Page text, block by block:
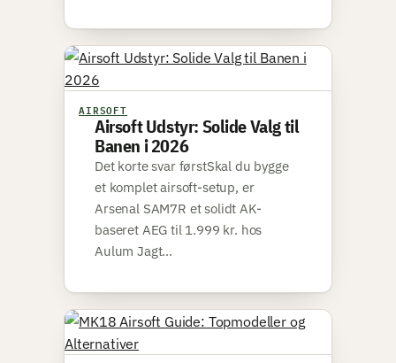
AIRSOFT
Airsoft Udstyr: Solide Valg til
Banen i 2026
Det korte svar førstSkal du bygge
et komplet airsoft-setup, er
Arsenal SAM7R et solidt AK-
baseret AEG til 1.999 kr. hos
Aulum Jagt…